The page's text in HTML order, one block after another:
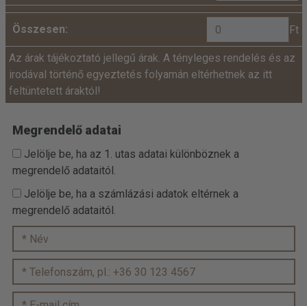
Összesen: Ft
Az árak tájékoztató jellegű árak. A tényleges rendelés és az
irodával történő egyeztetés folyamán eltérhetnek az itt
feltüntetett áraktól!
Megrendelő adatai
Jelölje be, ha az 1. utas adatai különböznek a
megrendelő adataitól.
Jelölje be, ha a számlázási adatok eltérnek a
megrendelő adataitól.